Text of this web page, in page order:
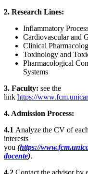
2. Research Lines:
Inflammatory
Cardiovascular and
Clinical
Toxinology and
Pharmacological
Systems
3. Faculty: see the
link https://
4. Admission Process:
4.1 Analyze the CV of
interests
you (https://
docente).
4.2 Contact the advisor by